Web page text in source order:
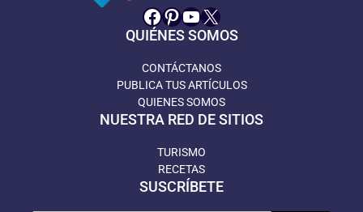
Facebook
Pinterest
YouTube
X
QUIÉNES SOMOS
CONTÁCTANOS
PUBLICA TUS ARTÍCULOS
QUIENES SOMOS
NUESTRA RED DE SITIOS
TURISMO
RECETAS
SUSCRÍBETE